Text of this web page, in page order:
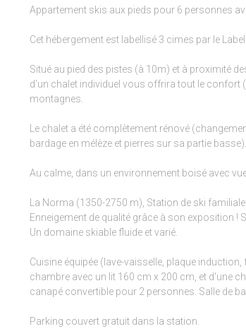
Appartement skis aux pieds pour 6 personnes
Cet hébergement est labellisé 3 cimes par le
Situé au pied des pistes (à 10m) et à proximité
d’un chalet individuel vous offrira tout le confort
montagnes.
Le chalet a été complètement rénové
bardage en mélèze et pierres sur sa partie basse).
Au calme, dans un environnement boisé avec
La Norma (1350-2750 m), Station de ski
Enneigement de qualité grâce à son exposition
Un domaine skiable fluide et varié.
Cuisine équipée (lave-vaisselle, plaque
chambre avec un lit 160 cm x 200 cm, et d'une
canapé convertible pour 2 personnes. Salle de
Parking couvert gratuit dans la station.